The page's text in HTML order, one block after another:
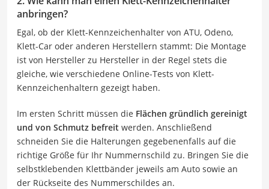
anbringen?
Egal, ob der Klett-Kennzeichenhalter von ATU, Odeno,
Klett-Car oder anderen Herstellern stammt: Die Montage
ist von Hersteller zu Hersteller in der Regel stets die
gleiche, wie verschiedene Online-Tests von Klett-
Kennzeichenhaltern gezeigt haben.
Im ersten Schritt müssen die Flächen gründlich gereinigt
und von Schmutz befreit werden. Anschließend
schneiden Sie die Halterungen gegebenenfalls auf die
richtige Größe für Ihr Nummernschild zu. Bringen Sie die
selbstklebenden Klettbänder jeweils am Auto sowie an
der Rückseite des Nummerschildes an.